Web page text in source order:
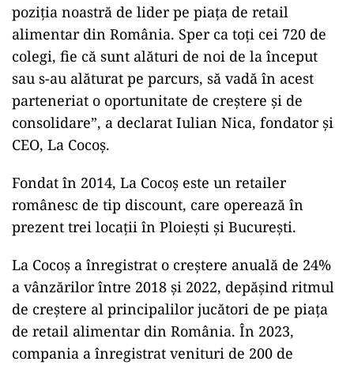
poziţia noastră de lider pe piaţa de retail
alimentar din România. Sper ca toţi cei 720 de
colegi, fie că sunt alături de noi de la început
sau s-au alăturat pe parcurs, să vadă în acest
parteneriat o oportunitate de creştere şi de
consolidare”, a declarat Iulian Nica, fondator şi
CEO, La Cocoş.
Fondat în 2014, La Cocoş este un retailer
românesc de tip discount, care operează în
prezent trei locaţii în Ploieşti şi Bucureşti.
La Cocoş a înregistrat o creştere anuală de 24%
a vânzărilor între 2018 şi 2022, depăşind ritmul
de creştere al principalilor jucători de pe piaţa
de retail alimentar din România. În 2023,
compania a înregistrat venituri de 200 de